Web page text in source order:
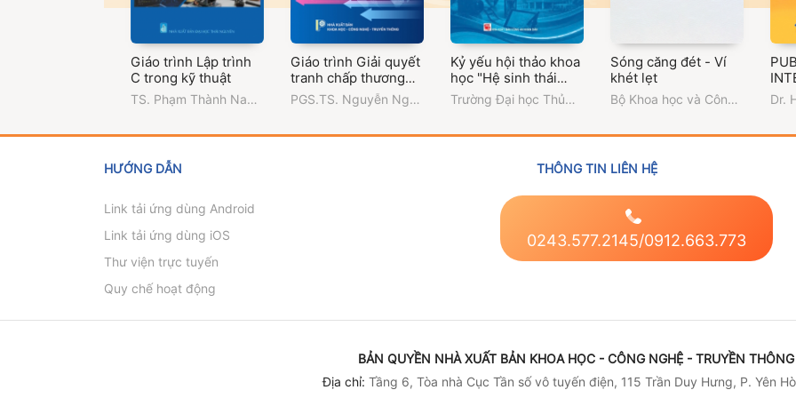
Giáo trình Lập trình
C trong kỹ thuật
TS. Phạm Thành Nam
Thúy Hằng,ThS.
Giáo trình Giải quyết
tranh chấp thương
mại quốc tế
PGS.TS. Nguyễn Ngọc
Đại học Ngoại thương
Kỷ yếu hội thảo khoa
học "Hệ sinh thái
công nghiệp văn
hóa: từ đào tạo
khởi nghiệp và thị
trường lao động sáng
Trường Đại học Thủ
Sóng căng đét - Ví
khét lẹt
Bộ Khoa học và Công
tuyến điện
Dr.
HƯỚNG DẪN
Link tải ứng dùng Android
Link tải ứng dùng iOS
Thư viện trực tuyến
Quy chế hoạt động
THÔNG TIN LIÊN HỆ
0243.577.2145/0912.663.773
BẢN QUYỀN NHÀ XUẤT BẢN KHOA HỌC - CÔNG NGHỆ - TRUYỀN
Địa chỉ: Tầng 6, Tòa nhà Cục Tần số vô tuyến điện, 115 Trần Duy Hưng, P. Yên